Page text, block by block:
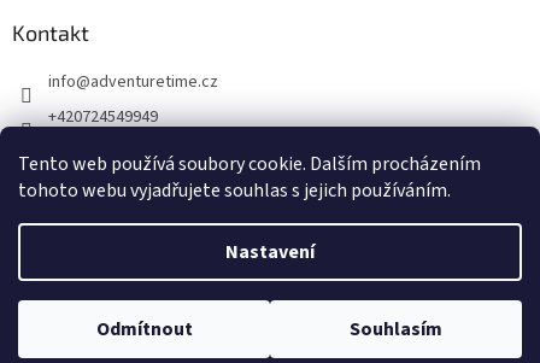
Tento web používá soubory cookie. Dalším procházením
tohoto webu vyjadřujete souhlas s jejich používáním.
Nastavení
Odmítnout Souhlasím
Kontakt
info@adventuretime.cz
+420724549949
+420606618099
Vytvořil Shoptet
Copyright 2026Dremel-Bosch . Všechna práva vyhrazena.